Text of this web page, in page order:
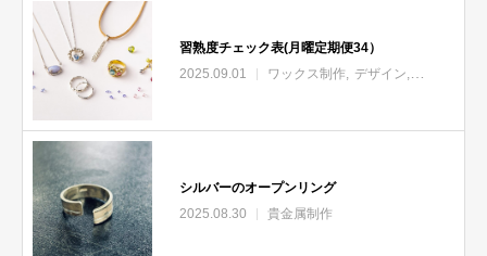
習熟度チェック表(月曜定期便34）
2025.09.01
ワックス制作 デザイン
シルバーのオープンリング
2025.08.30
貴金属制作